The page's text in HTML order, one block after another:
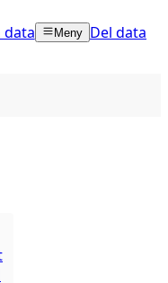
data Meny Del data